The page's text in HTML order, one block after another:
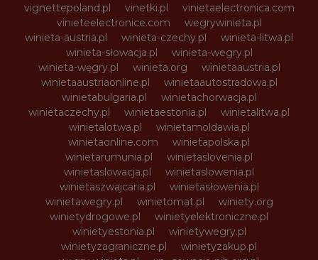
vignettepoland.pl
vinetki.pl
vinietaelectronica.com
vinieteelectronice.com
wegrywinieta.pl
winieta-austria.pl
winieta-czechy.pl
winieta-litwa.pl
winieta-słowacja.pl
winieta-wegry.pl
winieta-węgry.pl
winieta.org
winietaaustria.pl
winietaaustriaonline.pl
winietaautostradowa.pl
winietabulgaria.pl
winietachorwacja.pl
winietaczechy.pl
winietaestonia.pl
winietalitwa.pl
winietalotwa.pl
winietamoldawia.pl
winietaonline.com
winietapolska.pl
winietarumunia.pl
winietaslovenia.pl
winietaslowacja.pl
winietaslowenia.pl
winietaszwajcaria.pl
winietasłowenia.pl
winietawegry.pl
winietomat.pl
winiety.org
winietydrogowe.pl
winietyelektroniczne.pl
winietyestonia.pl
winietywegry.pl
winietyzagraniczne.pl
winietyzakup.pl